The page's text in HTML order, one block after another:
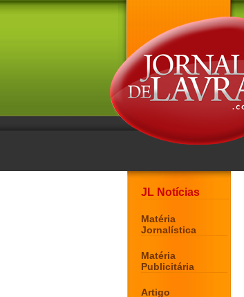
JL Notícias
Matéria
Jornalística
Matéria
Publicitária
Artigo